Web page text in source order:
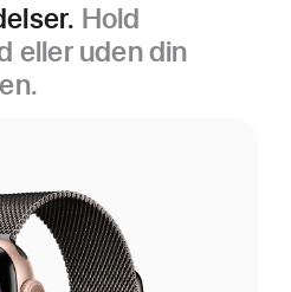
Hold
eller uden din